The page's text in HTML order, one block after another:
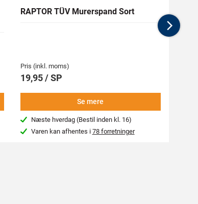
RAPTOR TÜV Murerspand Sort
Pris (inkl. moms)
19,95 / SP
Se mere
Næste hverdag (Bestil inden kl. 16)
Varen kan afhentes i 78 forretninger